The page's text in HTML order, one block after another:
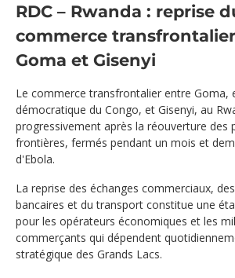
RDC – Rwanda : reprise
commerce
Goma et Gisenyi
Le commerce transfrontalier entre Goma,
démocratique du Congo, et Gisenyi, au
progressivement après la réouverture des
frontières, fermés pendant un mois et
d'Ebola.
La reprise des échanges commerciaux,
bancaires et du transport constitue une
pour les opérateurs économiques et les
commerçants qui dépendent
stratégique des Grands Lacs.